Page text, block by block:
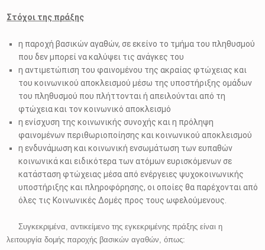
Στόχοι της πράξης
η παροχή βασικών αγαθών, σε εκείνο το τμήμα του πληθυσμού
που δεν μπορεί να καλύψει τις ανάγκες του
η αντιμετώπιση του φαινομένου της ακραίας φτώχειας και
του κοινωνικού αποκλεισμού μέσω της υποστήριξης ομάδων
του πληθυσμού που πλήττονται ή απειλούνται από τη
φτώχεια και τον κοινωνικό αποκλεισμό
η ενίσχυση της κοινωνικής συνοχής και η πρόληψη
φαινομένων περιθωριοποίησης και κοινωνικού αποκλεισμού
η ενδυνάμωση και κοινωνική ενσωμάτωση των ευπαθών
κοινωνικά και ειδικότερα των ατόμων ευρισκόμενων σε
κατάσταση φτώχειας μέσα από ενέργειες ψυχοκοινωνικής
υποστήριξης και πληροφόρησης, οι οποίες θα παρέχονται από
όλες τις Κοινωνικές Δομές προς τους ωφελούμενους.
Συγκεκριμένα, αντικείμενο της εγκεκριμένης πράξης είναι η
λειτουργία δομής παροχής βασικών αγαθών, όπως: